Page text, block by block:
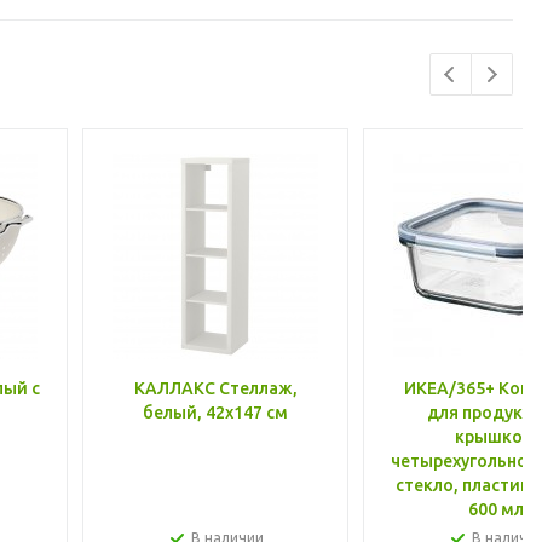
с
КАЛЛАКС Стеллаж,
белый, 42x147 см
В наличии
ИКЕА/365+
для
крышкой,
стекло, пластик
600 мл
В